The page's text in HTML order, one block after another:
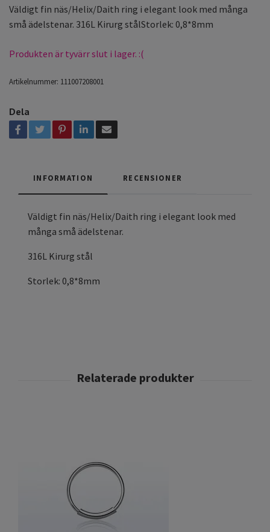
Väldigt fin näs/Helix/Daith ring i elegant look med många
små ädelstenar. 316L Kirurg stålStorlek: 0,8*8mm
Produkten är tyvärr slut i lager. :(
Artikelnummer: 111007208001
Dela
INFORMATION RECENSIONER
Väldigt fin näs/Helix/Daith ring i elegant look med
många små ädelstenar.
316L Kirurg stål
Storlek: 0,8*8mm